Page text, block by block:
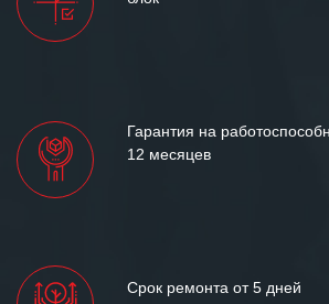
Гарантия на
12 месяцев
Срок ремонта от 5 дней